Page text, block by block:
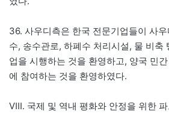
36. 사우디측은 한국 전문기업들이 사
수, 송수관로, 하폐수 처리시설, 물 비축
업을 시행하는 것을 환영하고, 양국 민
에 참여하는 것을 환영하였다.
Ⅷ. 국제 및 역내 평화와 안정을 위한 파